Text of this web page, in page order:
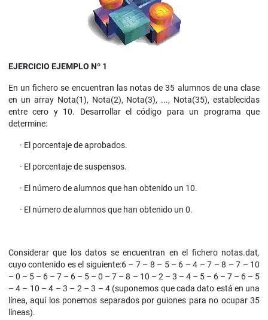
EJERCICIO EJEMPLO Nº 1
En un fichero se encuentran las notas de 35 alumnos de una clase
en un array Nota(1), Nota(2), Nota(3), ..., Nota(35), establecidas
entre cero y 10. Desarrollar el código para un programa que
determine:
· El porcentaje de aprobados.
· El porcentaje de suspensos.
· El número de alumnos que han obtenido un 10.
· El número de alumnos que han obtenido un 0.
Considerar que los datos se encuentran en el fichero notas.dat,
cuyo contenido es el siguiente:6 – 7 – 8 – 5 – 6 – 4 – 7 – 8 – 7 – 10
– 0 – 5 – 6 – 7 – 6 – 5 – 0 – 7 – 8 – 10 – 2 – 3 – 4 – 5 – 6 – 7 – 6 – 5
– 4 – 10 – 4 – 3 – 2 – 3 – 4 (suponemos que cada dato está en una
línea, aquí los ponemos separados por guiones para no ocupar 35
líneas).